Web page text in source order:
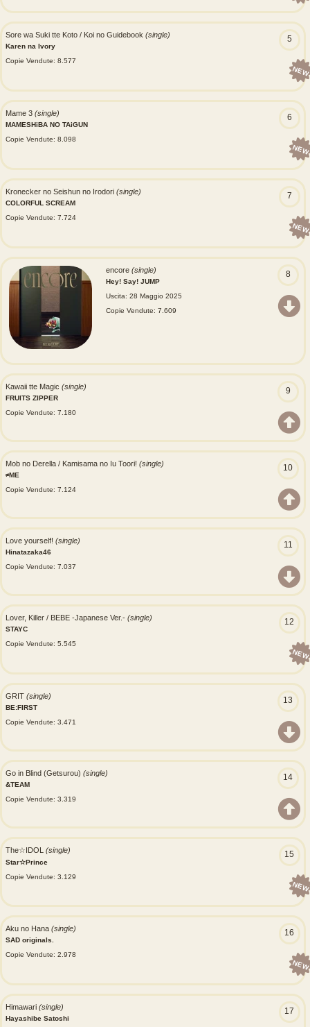
5
NEW
Sore wa Suki tte Koto / Koi no Guidebook (single)
Karen na Ivory
Copie Vendute: 8.577
6
NEW
Mame 3 (single)
MAMESHiBA NO TAiGUN
Copie Vendute: 8.098
7
NEW
Kronecker no Seishun no Irodori (single)
COLORFUL SCREAM
Copie Vendute: 7.724
8
encore (single)
Hey! Say! JUMP
Uscita: 28 Maggio 2025
Copie Vendute: 7.609
9
Kawaii tte Magic (single)
FRUITS ZIPPER
Copie Vendute: 7.180
10
Mob no Derella / Kamisama no Iu Toori! (single)
≠ME
Copie Vendute: 7.124
11
Love yourself! (single)
Hinatazaka46
Copie Vendute: 7.037
12
NEW
Lover, Killer / BEBE -Japanese Ver.- (single)
STAYC
Copie Vendute: 5.545
13
GRIT (single)
BE:FIRST
Copie Vendute: 3.471
14
Go in Blind (Getsurou) (single)
&TEAM
Copie Vendute: 3.319
15
NEW
The☆IDOL (single)
Star☆Prince
Copie Vendute: 3.129
16
NEW
Aku no Hana (single)
SAD originals.
Copie Vendute: 2.978
17
Himawari (single)
Hayashibe Satoshi